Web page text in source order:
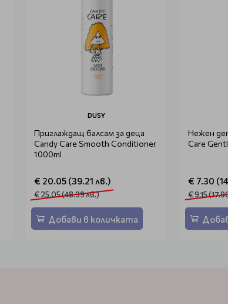
DUSY
Приглаждащ балсам за деца
Candy Care Smooth Conditioner
1000ml
€ 20.05 (39.21 лв.)
€ 25.05 (48.99 лв.)
Добави в количката
Нежен
Care
€ 7.30
€ 9.15